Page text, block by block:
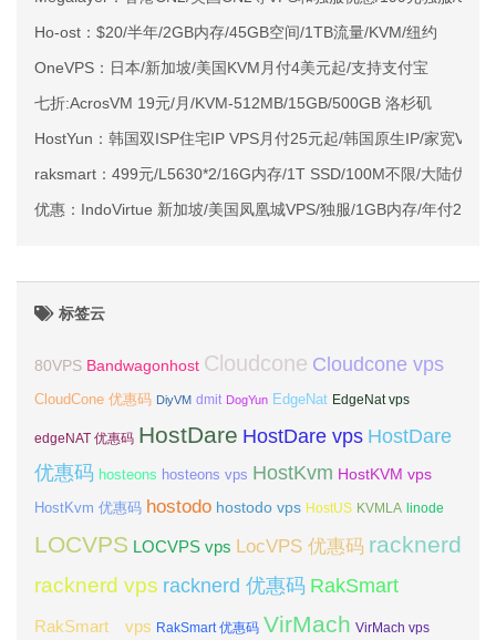
Ho-ost：$20/半年/2GB内存/45GB空间/1TB流量/KVM/纽约
OneVPS：日本/新加坡/美国KVM月付4美元起/支持支付宝
七折:AcrosVM 19元/月/KVM-512MB/15GB/500GB 洛杉矶
HostYun：韩国双ISP住宅IP VPS月付25元起/韩国原生IP/家宽VPS
raksmart：499元/L5630*2/16G内存/1T SSD/100M不限/大陆优化
优惠：IndoVirtue 新加坡/美国凤凰城VPS/独服/1GB内存/年付29美
标签云
80VPS Bandwagonhost Cloudcone Cloudcone vps
CloudCone 优惠码 DiyVM dmit DogYun EdgeNat EdgeNat vps
edgeNAT 优惠码 HostDare HostDare vps HostDare
优惠码 hosteons hosteons vps HostKvm HostKVM vps
HostKvm 优惠码 hostodo hostodo vps HostUS KVMLA linode
LOCVPS LOCVPS vps LocVPS 优惠码 racknerd
racknerd vps racknerd 优惠码 RakSmart
RakSmart vps RakSmart 优惠码 VirMach VirMach vps